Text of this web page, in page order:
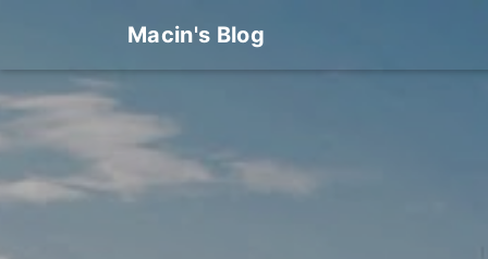
Macin's Blog